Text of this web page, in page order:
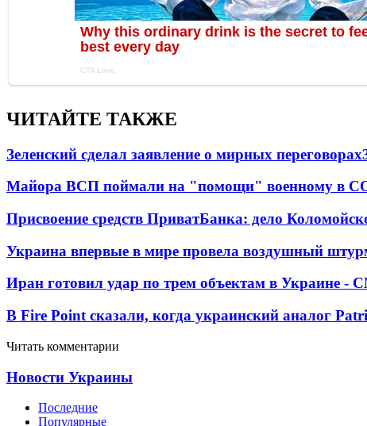
ЧИТАЙТЕ ТАКЖЕ
Зеленский сделал заявление о мирных переговорах
Майора ВСП поймали на "помощи" военному в
Присвоение средств ПриватБанка: дело
Украина впервые в мире провела воздушный
Иран готовил удар по трем объектам в Украине -
В Fire Point сказали, когда украинский аналог
Читать комментарии
Новости Украины
Последние
Популярные